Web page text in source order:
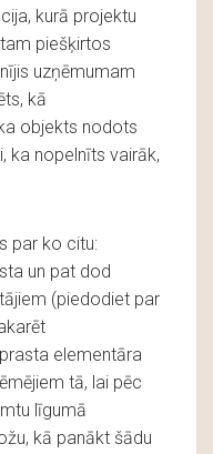
kurā projektu
piešķirtos
uzņēmumam
kā
objekts nodots
ka nopelnīts vairāk,
par ko citu:
un pat dod
(piedodiet par
elementāra
tā, lai pēc
līgumā
kā panākt šādu